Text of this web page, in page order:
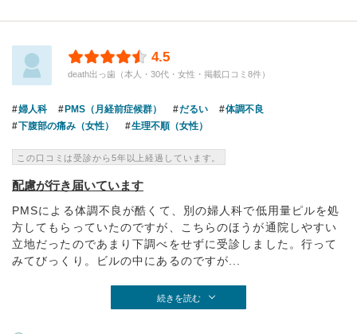
4.5
death出っ歯（本人・30代・女性・掲載口コミ8件）
婦人科 PMS（月経前症候群） だるい
体調不良
下腹部の痛み（女性）
生理不順（女性）
この口コミは受診から5年以上経過しています。
配慮が行き届いています
PMSによる体調不良が酷くて、別の婦人科で低用量ピルを処
方してもらっていたのですが、こちらのほうが通院しやすい
立地だったのであまり下調べをせずに受診しました。行って
みてびっくり。ビルの中にあるのですが...
続きを読む